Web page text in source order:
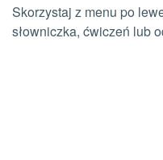
Skorzystaj z menu po
słowniczka, ćwiczeń lub